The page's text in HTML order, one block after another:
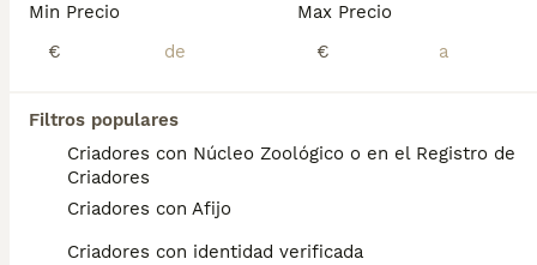
Min Precio
€
Max Precio
€
Filtros populares
Criadores con Núcleo Zoológico o en el Registro de
Criadores
Criadores con Afijo
Criadores con identidad verificada
¿Cuánto cuesta un cachorro
de American Pit Bull Terrier?
El coste medio de un cachorro de American